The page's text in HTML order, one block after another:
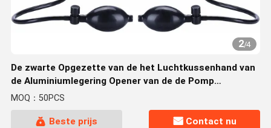
2/4
De zwarte Opgezette van de het Luchtkussenhand van
de Aluminiumlegering Opener van de de Pomp
Opblaasbare Deur voor Familie
MOQ：50PCS
Beste prijs Contact nu